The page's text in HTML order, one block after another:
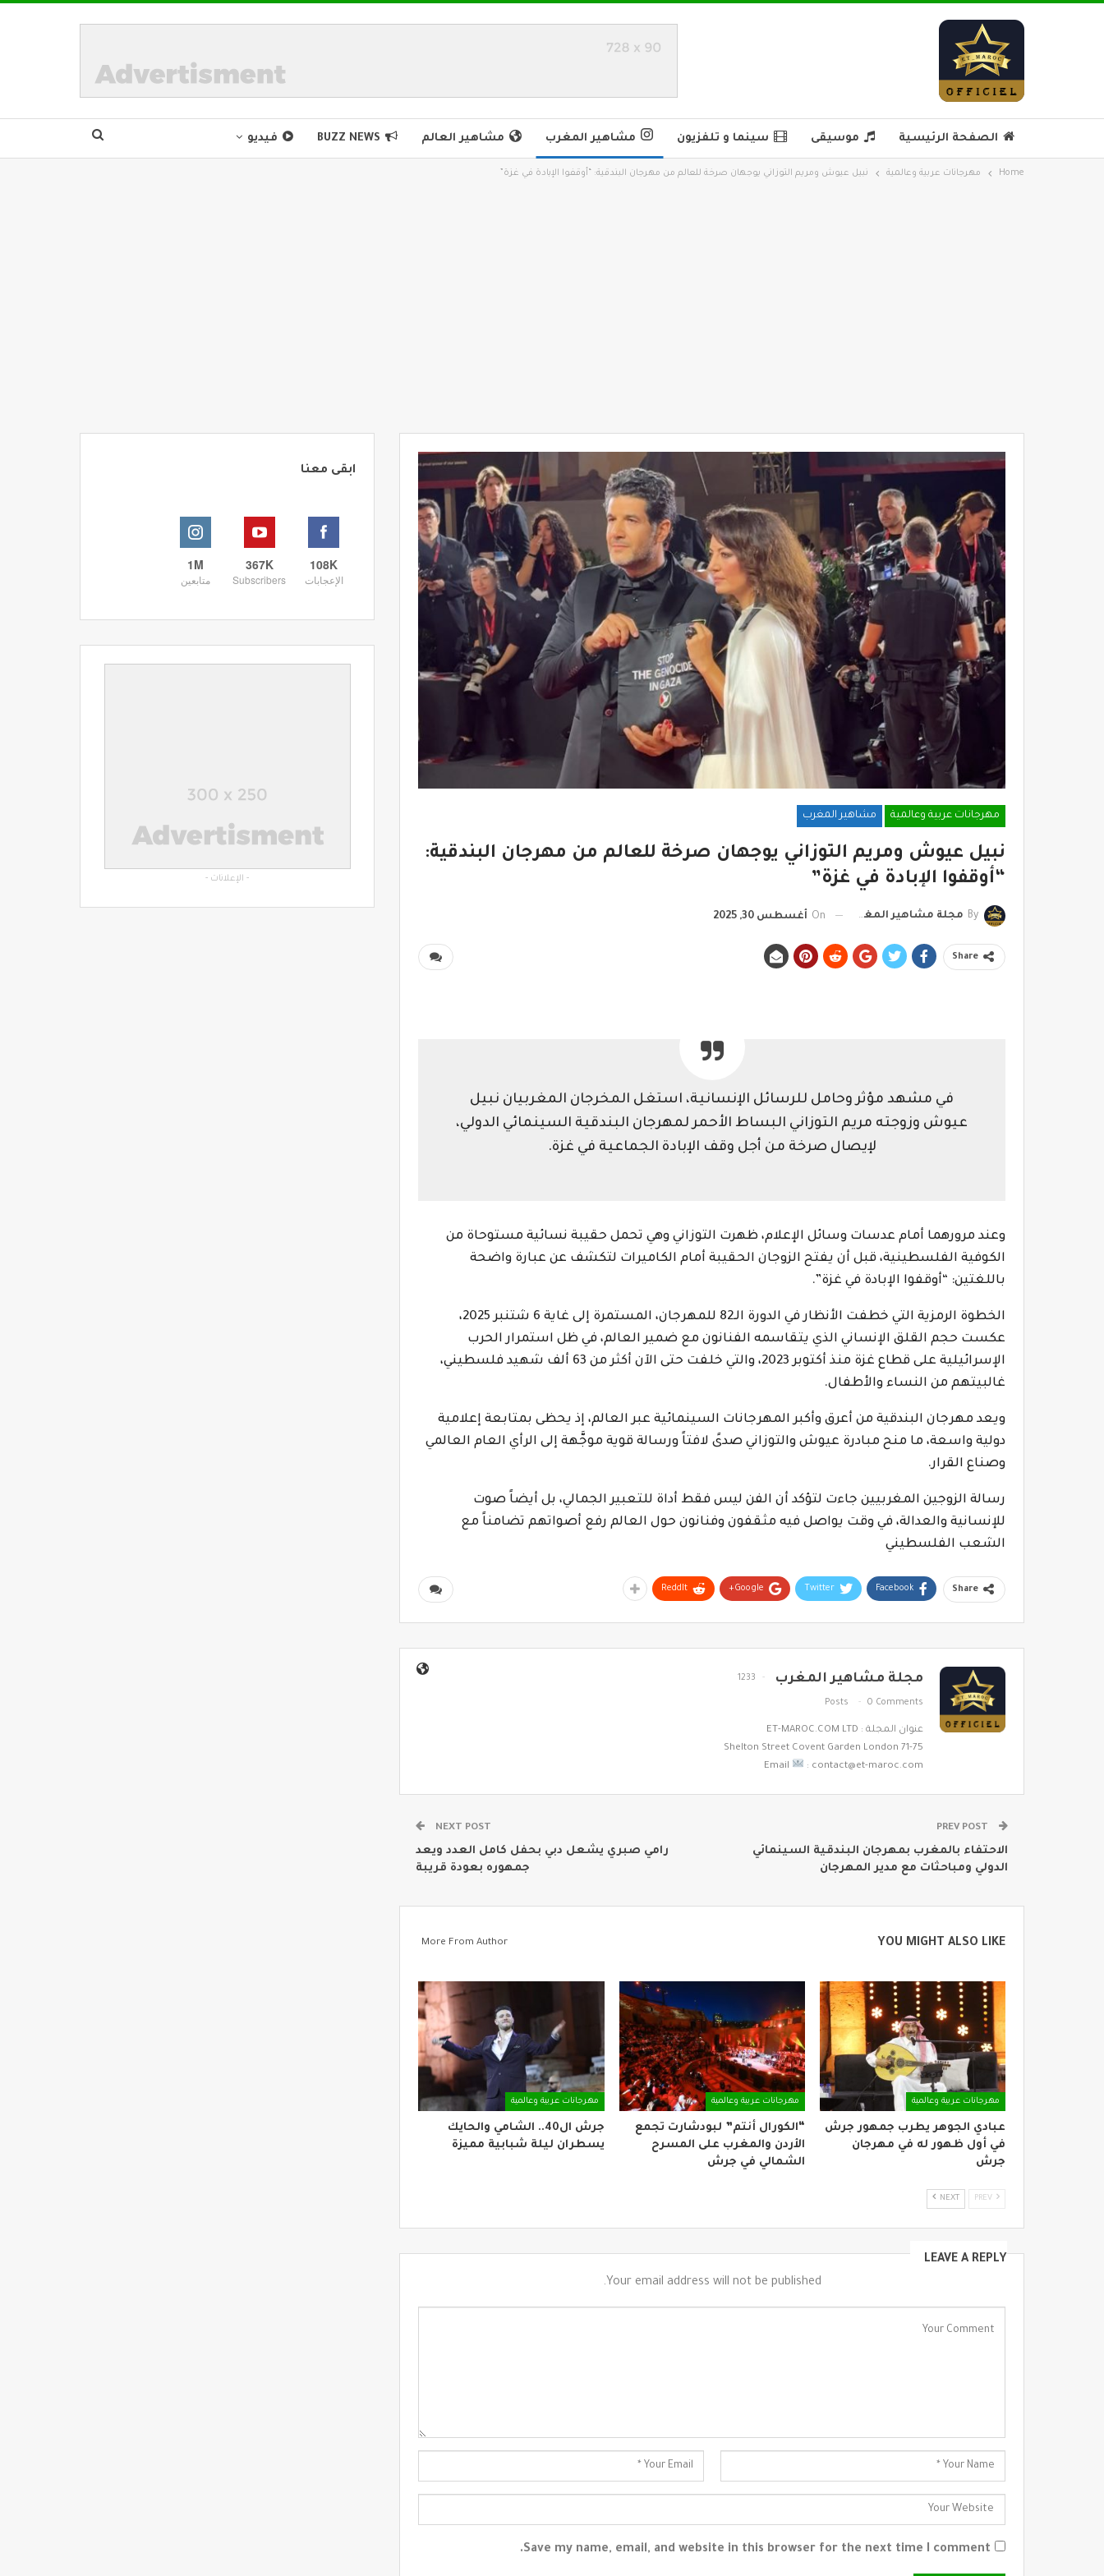
الصفحة الرئيسية موسيقى سينما و تلفزيون مشاهير المغرب مشاهير العالم BUZZ NEWS فيديو
Home مهرجانات عربية وعالمية نبيل عيوش ومريم التوزاني يوجهان صرخة للعالم من مهرجان البندقية: “أوقفوا الإبادة في غزة”
مهرجانات عربية وعالمية مشاهير المغرب
نبيل عيوش ومريم التوزاني يوجهان صرخة للعالم من مهرجان البندقية:
“أوقفوا الإبادة في غزة”
By مجلة مشاهير المغرب On أغسطس 30, 2025
Share
في مشهد مؤثر وحامل للرسائل الإنسانية، استغل المخرجان المغربيان نبيل
عيوش وزوجته مريم التوزاني البساط الأحمر لمهرجان البندقية السينمائي الدولي،
لإيصال صرخة من أجل وقف الإبادة الجماعية في غزة.
وعند مرورهما أمام عدسات وسائل الإعلام، ظهرت التوزاني وهي تحمل حقيبة نسائية مستوحاة من
الكوفية الفلسطينية، قبل أن يفتح الزوجان الحقيبة أمام الكاميرات لتكشف عن عبارة واضحة
باللغتين: “أوقفوا الإبادة في غزة”.
الخطوة الرمزية التي خطفت الأنظار في الدورة الـ82 للمهرجان، المستمرة إلى غاية 6 شتنبر 2025،
عكست حجم القلق الإنساني الذي يتقاسمه الفنانون مع ضمير العالم، في ظل استمرار الحرب
الإسرائيلية على قطاع غزة منذ أكتوبر 2023، والتي خلفت حتى الآن أكثر من 63 ألف شهيد فلسطيني،
غالبيتهم من النساء والأطفال.
ويعد مهرجان البندقية من أعرق وأكبر المهرجانات السينمائية عبر العالم، إذ يحظى بمتابعة إعلامية
دولية واسعة، ما منح مبادرة عيوش والتوزاني صدىً لافتاً ورسالة قوية موجَّهة إلى الرأي العام العالمي
وصناع القرار.
رسالة الزوجين المغربيين جاءت لتؤكد أن الفن ليس فقط أداة للتعبير الجمالي، بل أيضاً صوت
للإنسانية والعدالة، في وقت يواصل فيه مثقفون وفنانون حول العالم رفع أصواتهم تضامناً مع
الشعب الفلسطيني
Share
Facebook
Twitter
Google+
ReddIt
مجلة مشاهير المغرب 1233
Posts 0 Comments
عنوان المجلة : ET-MAROC.COM LTD
71-75 Shelton Street Covent Garden London
Email
: contact@et-maroc.com
‎الاحتفاء بالمغرب بمهرجان البندقية السينمائي
الدولي ومباحثات مع مدير المهرجان
NEXT POST
رامي صبري يشعل دبي بحفل كامل العدد ويعد
جمهوره بعودة قريبة
YOU MIGHT ALSO LIKE
More From Author
مهرجانات عربية وعالمية
عبادي الجوهر يطرب جمهور جرش
في أول ظهور له في مهرجان
جرش
مهرجانات عربية وعالمية
“الكورال أنتم” لبودشارت تجمع
الأردن والمغرب على المسرح
الشمالي في جرش
مهرجانات عربية وعالمية
جرش ال40.. الشامي والحايك
يسطران ليلة شبابية مميزة
NEXT
LEAVE A REPLY
Your email address will not be published.
Save my name, email, and website in this browser for the next time I comment.
ابقى معنا
108K
الإعجابات
367K
Subscribers
1M
متابعين
- الإعلانات -